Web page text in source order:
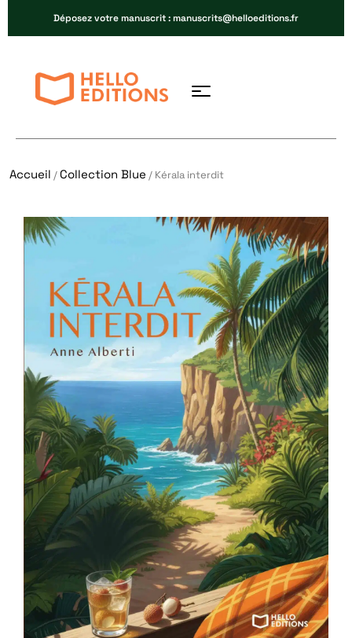
Déposez votre manuscrit : manuscrits@helloeditions.fr
Accueil /Collection Blue / Kérala interdit